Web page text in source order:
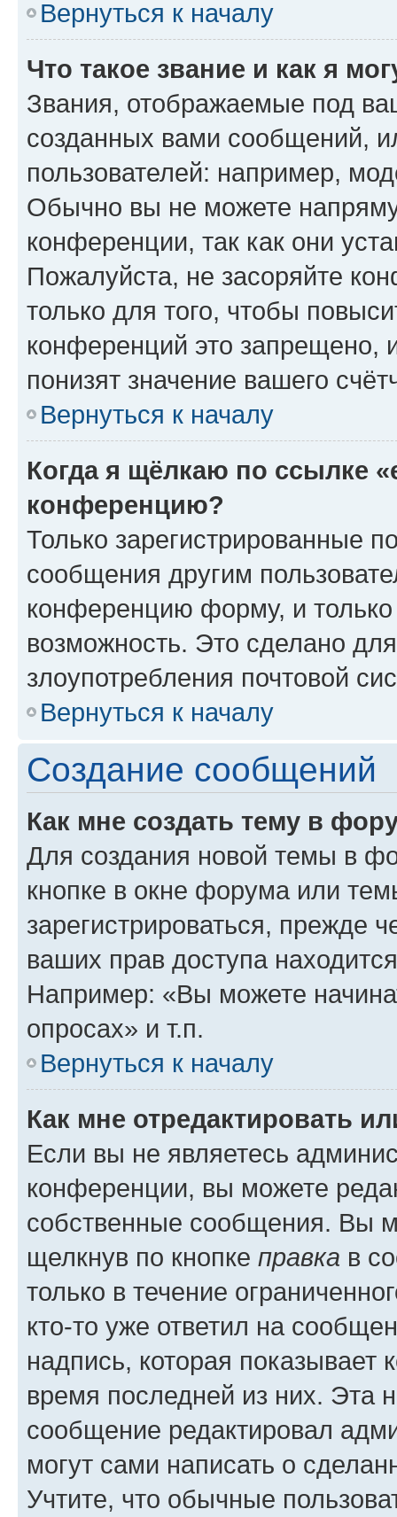
Вернуться к началу
Что такое звание и как я
Звания, отображаемые под
созданных вами сообщений,
пользователей: например,
Обычно вы не можете
конференции, так как они
Пожалуйста, не засоряйте
только для того, чтобы
конференций это запрещено,
понизят значение вашего
Вернуться к началу
Когда я щёлкаю по ссылке
конференцию?
Только зарегистрированные
сообщения другим
конференцию форму, и
возможность. Это сделано
злоупотребления почтовой
Вернуться к началу
Создание сообщений
Как мне создать тему в
Для создания новой темы в
кнопке в окне форума или
зарегистрироваться, прежде
ваших прав доступа
Например: «Вы можете
опросах» и т.п.
Вернуться к началу
Как мне отредактировать
Если вы не являетесь
конференции, вы можете
собственные сообщения. Вы
щелкнув по кнопке правка в
только в течение
кто-то уже ответил на
надпись, которая показывает
время последней из них. Эта
сообщение редактировал
могут сами написать о
Учтите, что обычные